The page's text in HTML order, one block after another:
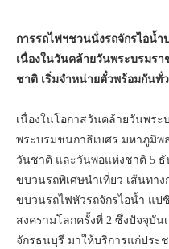
การรถไฟฯชวนนั่งรถจักรไอน้ำ
เนื่องในวันคล้ายวันพระบรมรา
ชาติ เริ่มจำหน่ายตั๋วพร้อมกันทั่
เนื่องในโอกาสวันคล้ายวันพร
พระบรมชนกาธิเบศร มหาภูมิ
วันชาติ และวันพ่อแห่งชาติ 5 ธั
ขบวนรถพิเศษนำเที่ยว เส้นทาง
ขบวนรถไฟหัวรถจักรไอน้ำ แป
สงครามโลกครั้งที่ 2 ซึ่งปัจจุบัน
จักรธนบุรี มาให้บริการแก่ประ